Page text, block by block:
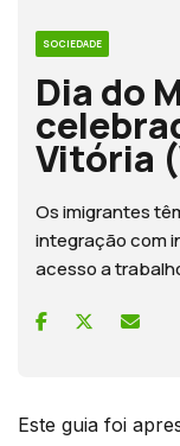
SOCIEDADE
Dia do
Vitória
Os imigrantes
integração com
acesso a
Este guia foi